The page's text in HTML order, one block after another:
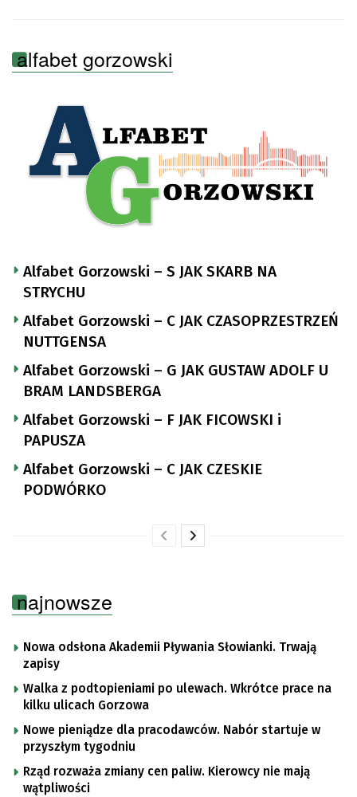
alfabet gorzowski
Alfabet Gorzowski – S JAK SKARB NA
STRYCHU
Alfabet Gorzowski – C JAK CZASOPRZESTRZEŃ
NUTTGENSA
Alfabet Gorzowski – G JAK GUSTAW ADOLF U
BRAM LANDSBERGA
Alfabet Gorzowski – F JAK FICOWSKI i
PAPUSZA
Alfabet Gorzowski – C JAK CZESKIE
PODWÓRKO
najnowsze
Nowa odsłona Akademii Pływania Słowianki. Trwają
zapisy
Walka z podtopieniami po ulewach. Wkrótce prace na
kilku ulicach Gorzowa
Nowe pieniądze dla pracodawców. Nabór startuje w
przyszłym tygodniu
Rząd rozważa zmiany cen paliw. Kierowcy nie mają
wątpliwości